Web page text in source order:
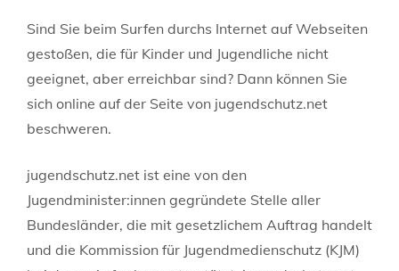
Sind Sie beim Surfen durchs Internet auf Webseiten
gestoßen, die für Kinder und Jugendliche nicht
geeignet, aber erreichbar sind? Dann können Sie
sich online auf der Seite von jugendschutz.net
beschweren.
jugendschutz.net ist eine von den
Jugendminister:innen gegründete Stelle aller
Bundesländer, die mit gesetzlichem Auftrag handelt
und die Kommission für Jugendmedienschutz (KJM)